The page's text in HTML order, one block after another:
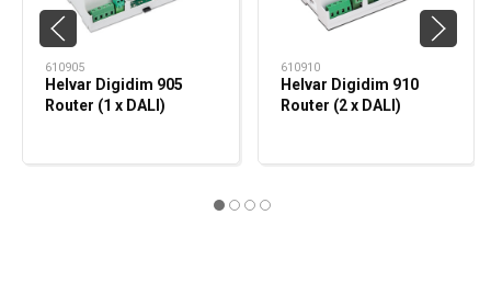
610905
Helvar Digidim 905
Router (1 x DALI)
610910
Helvar Digidim 910
Router (2 x DALI)